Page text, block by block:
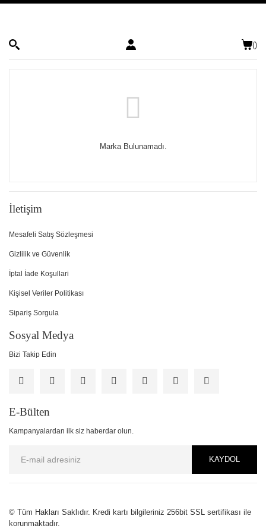
()
Marka Bulunamadı.
İletişim
Mesafeli Satış Sözleşmesi
Gizlilik ve Güvenlik
İptal İade Koşullari
Kişisel Veriler Politikası
Sipariş Sorgula
Sosyal Medya
Bizi Takip Edin
E-Bülten
Kampanyalardan ilk siz haberdar olun.
KAYDOL
© Tüm Hakları Saklıdır. Kredi kartı bilgileriniz 256bit SSL sertifikası ile
korunmaktadır.